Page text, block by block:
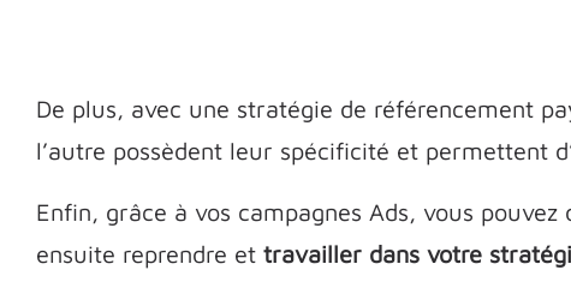
De plus, avec une stratégie de référencement
l’autre possèdent leur spécificité et permettent
Enfin, grâce à vos campagnes Ads, vous pouvez
ensuite reprendre et travailler dans votre